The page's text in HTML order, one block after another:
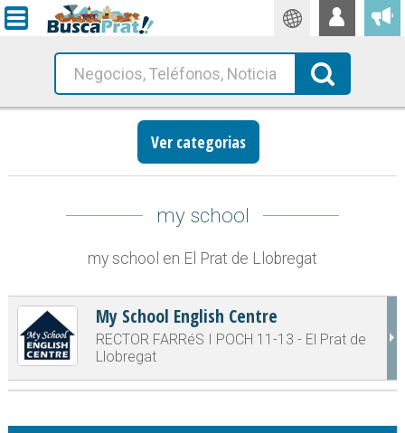
Traductor
Busca!
Ver categorias
my school
my school en El Prat de Llobregat
My School English Centre
RECTOR FARRéS I POCH 11-13 - El Prat de
Llobregat